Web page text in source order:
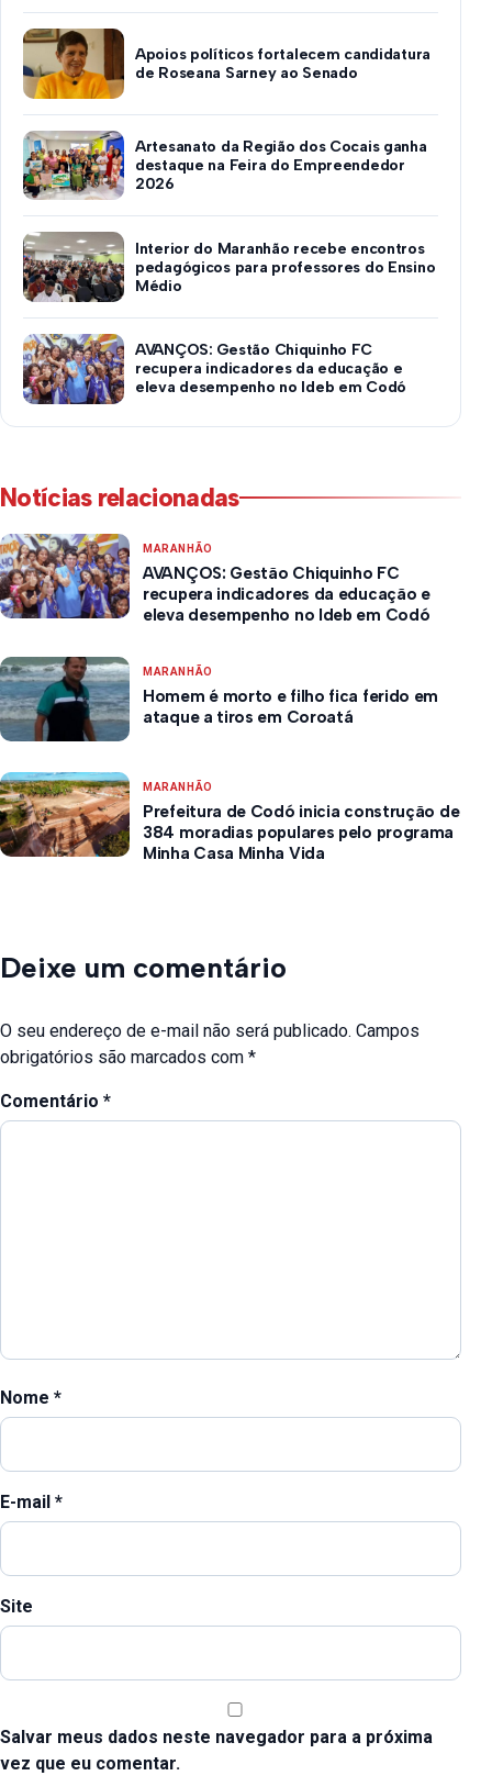
Apoios políticos fortalecem candidatura
de Roseana Sarney ao Senado
Artesanato da Região dos Cocais ganha
destaque na Feira do Empreendedor
2026
Interior do Maranhão recebe encontros
pedagógicos para professores do Ensino
Médio
AVANÇOS: Gestão Chiquinho FC
recupera indicadores da educação e
eleva desempenho no Ideb em Codó
Notícias relacionadas
MARANHÃO
AVANÇOS: Gestão Chiquinho FC
recupera indicadores da educação e
eleva desempenho no Ideb em Codó
MARANHÃO
Homem é morto e filho fica ferido em
ataque a tiros em Coroatá
MARANHÃO
Prefeitura de Codó inicia construção de
384 moradias populares pelo programa
Minha Casa Minha Vida
Deixe um comentário
O seu endereço de e-mail não será publicado. Campos
obrigatórios são marcados com *
Comentário *
Nome *
E-mail *
Site
Salvar meus dados neste navegador para a próxima
vez que eu comentar.